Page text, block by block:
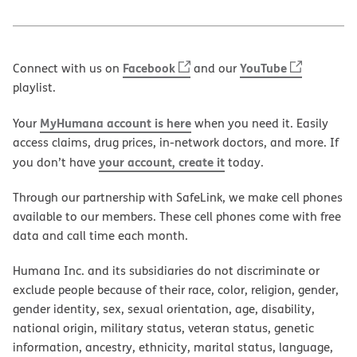
Connect with us on Facebook and ourYouTube
playlist.
Your MyHumana account is herewhen you need it. Easily
access claims, drug prices, in-network doctors, and more. If
you don’t haveyour account, create ittoday.
Through our partnership with SafeLink, we make cell phones
available to our members. These cell phones come with free
data and call time each month.
Humana Inc. and its subsidiaries do not discriminate or
exclude people because of their race, color, religion, gender,
gender identity, sex, sexual orientation, age, disability,
national origin, military status, veteran status, genetic
information, ancestry, ethnicity, marital status, language,